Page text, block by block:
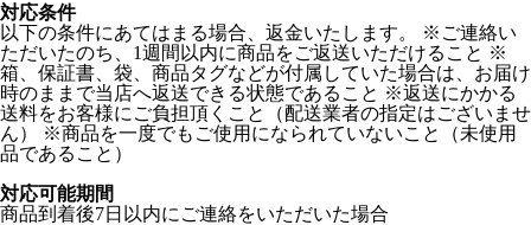
対応条件
以下の条件にあてはまる場合、返金いたします。 ※ご連絡い
ただいたのち、1週間以内に商品をご返送いただけること ※
箱、保証書、袋、商品タグなどが付属していた場合は、お届け
時のままで当店へ返送できる状態であること ※返送にかかる
送料をお客様にご負担頂くこと（配送業者の指定はございませ
ん） ※商品を一度でもご使用になられていないこと（未使用
品であること）
対応可能期間
商品到着後7日以内にご連絡をいただいた場合